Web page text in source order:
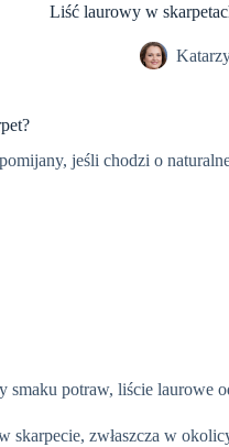
Liść laurowy w
jeśli chodzi o
potraw, liście laurowe
skarpecie, zwłaszcza w